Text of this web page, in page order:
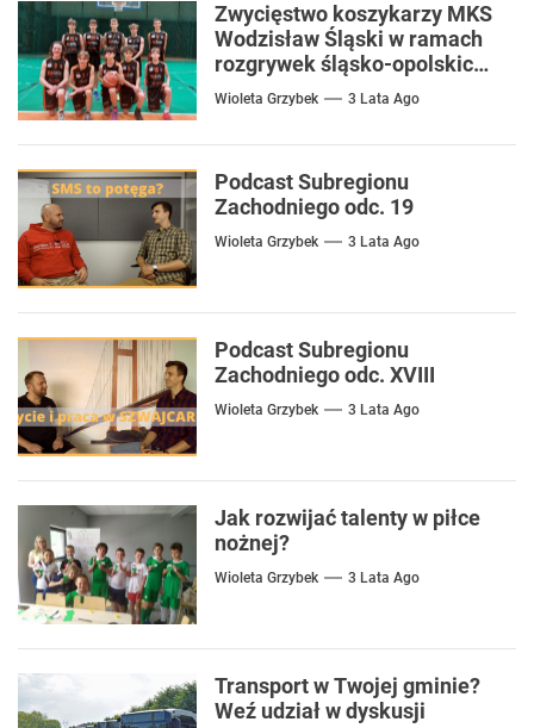
Zwycięstwo koszykarzy MKS
Wodzisław Śląski w ramach
rozgrywek śląsko-opolskich
w kategorii U15M
Wioleta Grzybek 3 Lata Ago
Podcast Subregionu
Zachodniego odc. 19
Wioleta Grzybek 3 Lata Ago
Podcast Subregionu
Zachodniego odc. XVIII
Wioleta Grzybek 3 Lata Ago
Jak rozwijać talenty w piłce
nożnej?
Wioleta Grzybek 3 Lata Ago
Transport w Twojej gminie?
Weź udział w dyskusji